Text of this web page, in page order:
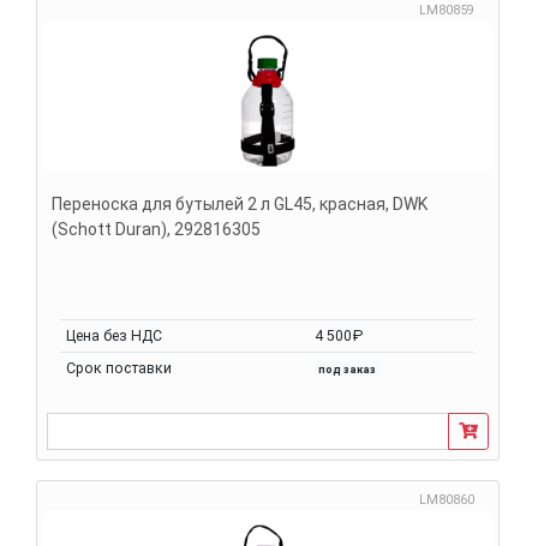
LM80859
Переноска для бутылей 2 л GL45, красная, DWK
(Schott Duran), 292816305
Цена без НДС
4 500₽
Срок поставки
под заказ
LM80860